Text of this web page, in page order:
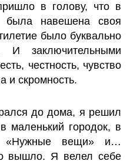
в голову, что в
была навешена своя
было буквально
И заключительными
честность, чувство
и скромность.
до дома, я решил
маленький городок, в
«Нужные вещи» и…
вышло. Я велел себе